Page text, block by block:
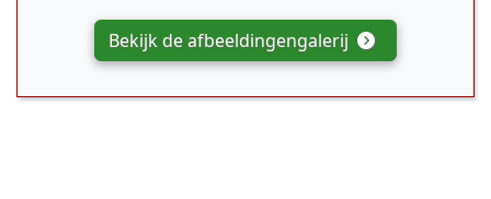
Bekijk de afbeeldingengalerij